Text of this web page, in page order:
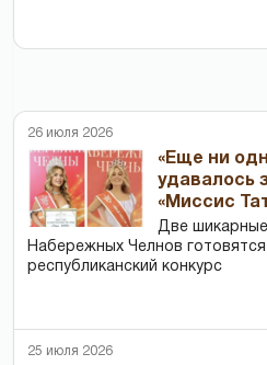
26 июля 2026
«Еще ни
удавалось
«Миссис
Две
Набережных Челнов
республиканский конкурс
25 июля 2026